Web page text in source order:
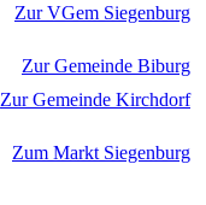
Zur VGem Siegenburg
Zur Gemeinde Biburg
Zur Gemeinde Kirchdorf
Zum Markt Siegenburg